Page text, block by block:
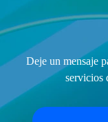
Deje un mensaje
servicios